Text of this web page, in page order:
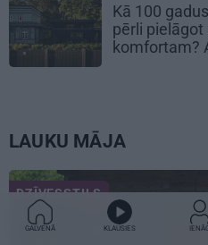
Kā 100
pērli
komfortam?
LAUKU MĀJA
DZĪVESSTILS
GALVENĀ KLAUSIES